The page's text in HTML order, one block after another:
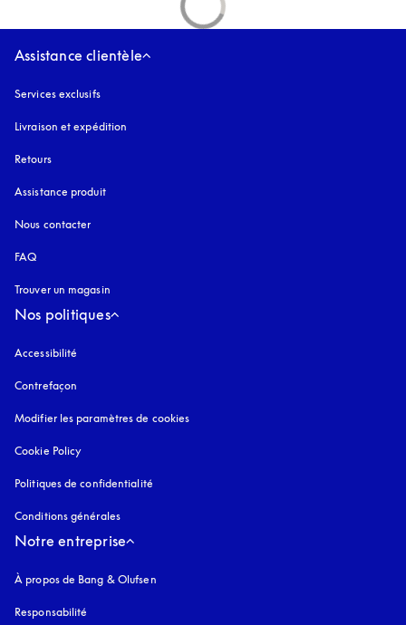
Assistance clientèle
Services exclusifs
Livraison et expédition
Retours
Assistance produit
Nous contacter
FAQ
Trouver un magasin
Nos politiques
Accessibilité
Contrefaçon
Modifier les paramètres de cookies
Cookie Policy
Politiques de confidentialité
Conditions générales
Notre entreprise
À propos de Bang & Olufsen
Responsabilité